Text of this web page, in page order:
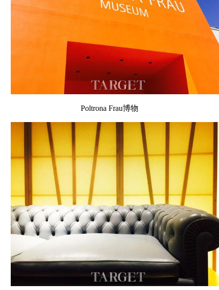
Poltrona Frau博物